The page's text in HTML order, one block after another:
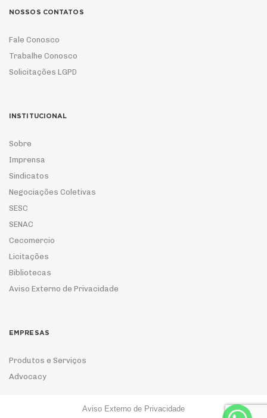
NOSSOS CONTATOS
Fale Conosco
Trabalhe Conosco
Solicitações LGPD
INSTITUCIONAL
Sobre
Imprensa
Sindicatos
Negociações Coletivas
SESC
SENAC
Cecomercio
Licitações
Bibliotecas
Aviso Externo de Privacidade
EMPRESAS
Produtos e Serviços
Advocacy
Aviso Externo de Privacidade